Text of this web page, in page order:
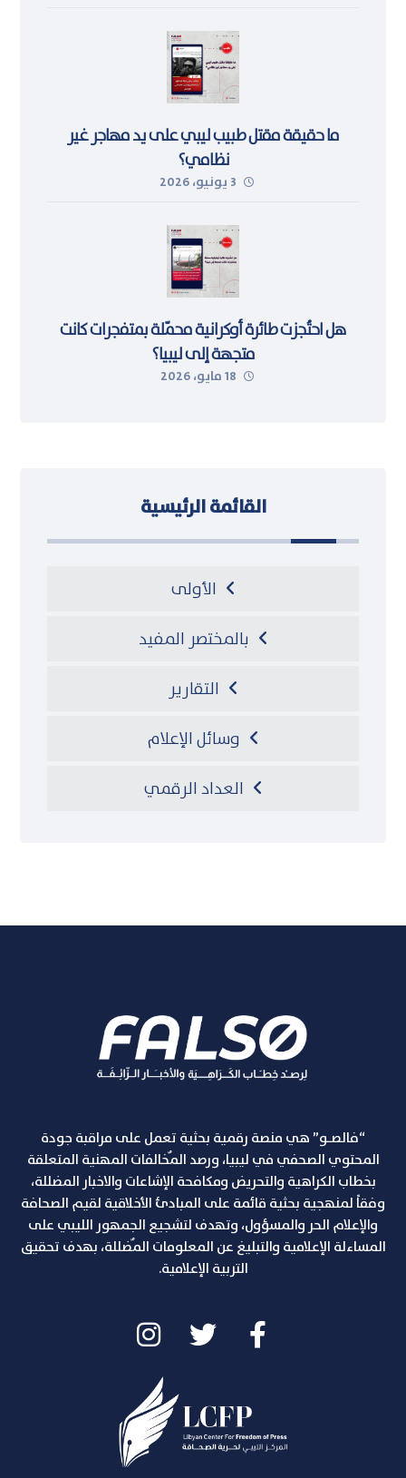
ما حقيقة مقتل طبيب ليبي على يد مهاجر غير
نظامي؟
3 يونيو، 2026
هل احتُجزت طائرة أوكرانية محمّلة بمتفجرات كانت
متجهة إلى ليبيا؟
18 مايو، 2026
القائمة الرئيسية
الأولى
بالمختصر المفيد
التقارير
وسائل الإعلام
العداد الرقمي
“فالصـو” هي منصة رقمية بحثية تعمل على مراقبة جودة
المحتوي الصحفي في ليبيا، ورصد المٌخالفات المهنية المتعلقة
بخطاب الكراهية والتحريض ومكافحة الإشاعات والاخبار المضللة،
وفقاً لمنهجية بحثية قائمة على المبادئ الأخلاقية لقيم الصحافة
والإعلام الحر والمسؤول، وتهدف لتشجيع الجمهور الليبي على
المساءلة الإعلامية والتبليغ عن المعلومات المٌضللة، بهدف تحقيق
التربية الإعلامية.